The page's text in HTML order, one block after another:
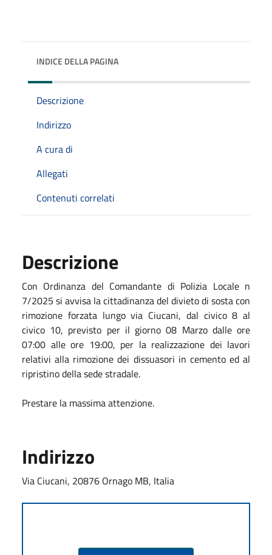
INDICE DELLA PAGINA
Descrizione
Indirizzo
A cura di
Allegati
Contenuti correlati
Descrizione
Con Ordinanza del Comandante di Polizia Locale n
7/2025 si avvisa la cittadinanza del divieto di sosta con
rimozione forzata lungo via Ciucani, dal civico 8 al
civico 10, previsto per il giorno 08 Marzo dalle ore
07:00 alle ore 19:00, per la realizzazione dei lavori
relativi alla rimozione dei dissuasori in cemento ed al
ripristino della sede stradale.
Prestare la massima attenzione.
Indirizzo
Via Ciucani, 20876 Ornago MB, Italia